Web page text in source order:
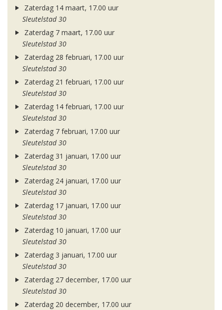
Zaterdag 14 maart, 17.00 uur
Sleutelstad 30
Zaterdag 7 maart, 17.00 uur
Sleutelstad 30
Zaterdag 28 februari, 17.00 uur
Sleutelstad 30
Zaterdag 21 februari, 17.00 uur
Sleutelstad 30
Zaterdag 14 februari, 17.00 uur
Sleutelstad 30
Zaterdag 7 februari, 17.00 uur
Sleutelstad 30
Zaterdag 31 januari, 17.00 uur
Sleutelstad 30
Zaterdag 24 januari, 17.00 uur
Sleutelstad 30
Zaterdag 17 januari, 17.00 uur
Sleutelstad 30
Zaterdag 10 januari, 17.00 uur
Sleutelstad 30
Zaterdag 3 januari, 17.00 uur
Sleutelstad 30
Zaterdag 27 december, 17.00 uur
Sleutelstad 30
Zaterdag 20 december, 17.00 uur